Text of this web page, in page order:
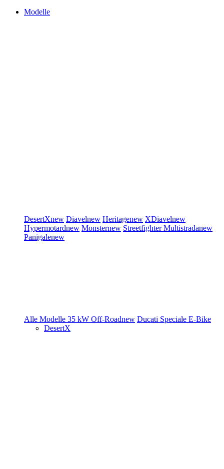
Modelle
DesertXnew Diavelnew Heritagenew XDiavelnew
Hypermotardnew Monsternew StreetfighterMultistradanew
Panigalenew
Alle Modelle 35 kW Off-Roadnew Ducati Speciale E-Bike
DesertX